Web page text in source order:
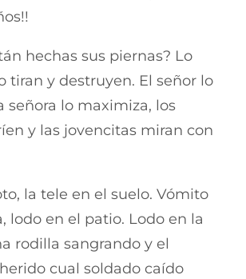
hechas sus piernas? Lo
tiran y destruyen. El señor lo
señora lo maximiza, los
y las jovencitas miran con
la tele en el suelo. Vómito
lodo en el patio. Lodo en la
rodilla sangrando y el
cual soldado caído